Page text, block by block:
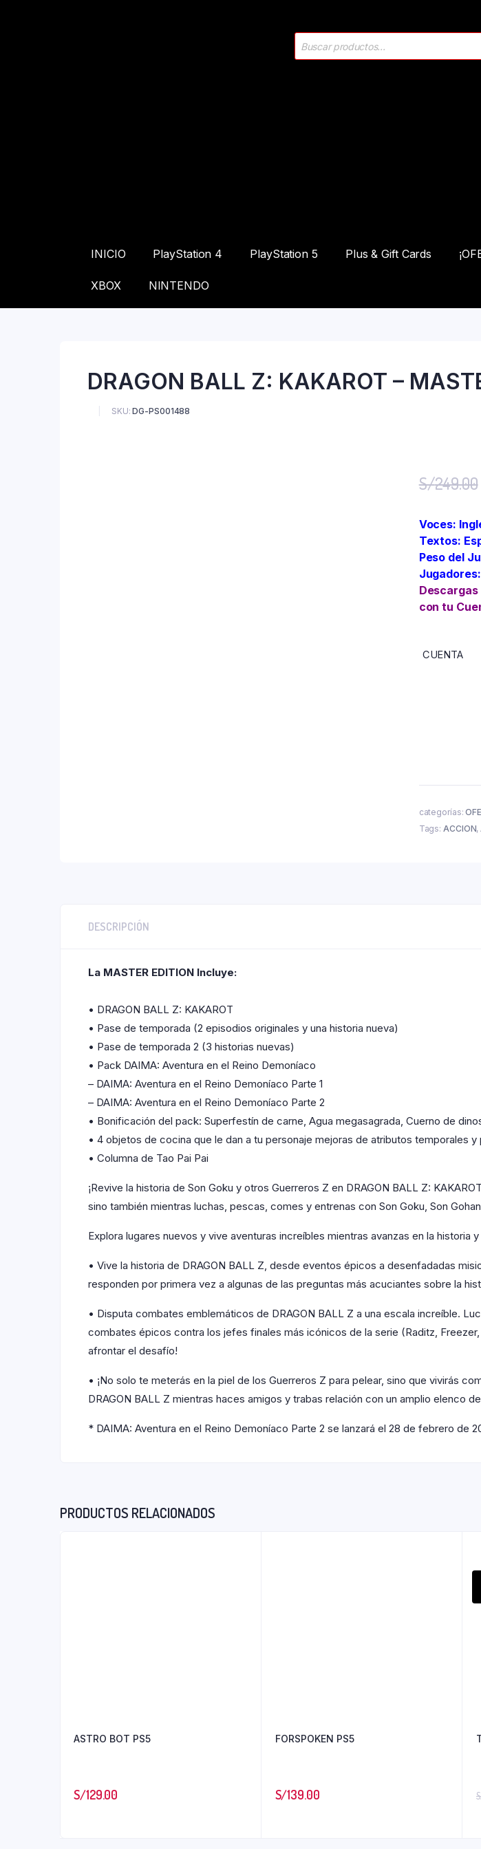
INICIO PlayStation 4 PlayStation 5 Plus & Gift Cards
XBOX NINTENDO
DRAGON BALL Z: KAKAROT –
SKU: DG-PS001488
S/249.00
Voces:
Textos:
Peso del
con tu
CUENTA
categorías:
Tags:ACCION,
DESCRIPCIÓN
La MASTER EDITION Incluye:
• DRAGON BALL Z: KAKAROT
• Pase de temporada (2 episodios originales y una historia nueva)
• Pase de temporada 2 (3 historias nuevas)
• Pack DAIMA: Aventura en el Reino Demoníaco
– DAIMA: Aventura en el Reino Demoníaco Parte 1
– DAIMA: Aventura en el Reino Demoníaco Parte 2
• Bonificación del pack: Superfestín de carne, Agua megasagrada, Cuerno de
• 4 objetos de cocina que le dan a tu personaje mejoras de atributos temporales y
• Columna de Tao Pai Pai
¡Revive la historia de Son Goku y otros Guerreros Z en DRAGON BALL Z:
sino también mientras luchas, pescas, comes y entrenas con Son Goku, Son
Explora lugares nuevos y vive aventuras increíbles mientras avanzas en la
• Vive la historia de DRAGON BALL Z, desde eventos épicos a desenfadadas
responden por primera vez a algunas de las preguntas más acuciantes sobre la
• Disputa combates emblemáticos de DRAGON BALL Z a una escala increíble.
combates épicos contra los jefes finales más icónicos de la serie (Raditz,
afrontar el desafío!
• ¡No solo te meterás en la piel de los Guerreros Z para pelear, sino que vivirás
DRAGON BALL Z mientras haces amigos y trabas relación con un amplio elenco
* DAIMA: Aventura en el Reino Demoníaco Parte 2 se lanzará el 28 de febrero de
PRODUCTOS RELACIONADOS
ASTRO BOT PS5
S/129.00
FORSPOKEN PS5
S/139.00